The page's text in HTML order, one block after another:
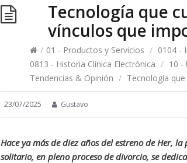
Tecnología que
vínculos que
/ 01 - Productos y Servicios / 0104 -
0813 - Historia Clínica Electrónica / 10 -
Tendencias & Opinión / Tecnología
23/07/2025 Gustavo
Hace ya más de diez años del estreno de Her,
solitario, en pleno proceso de divorcio, se